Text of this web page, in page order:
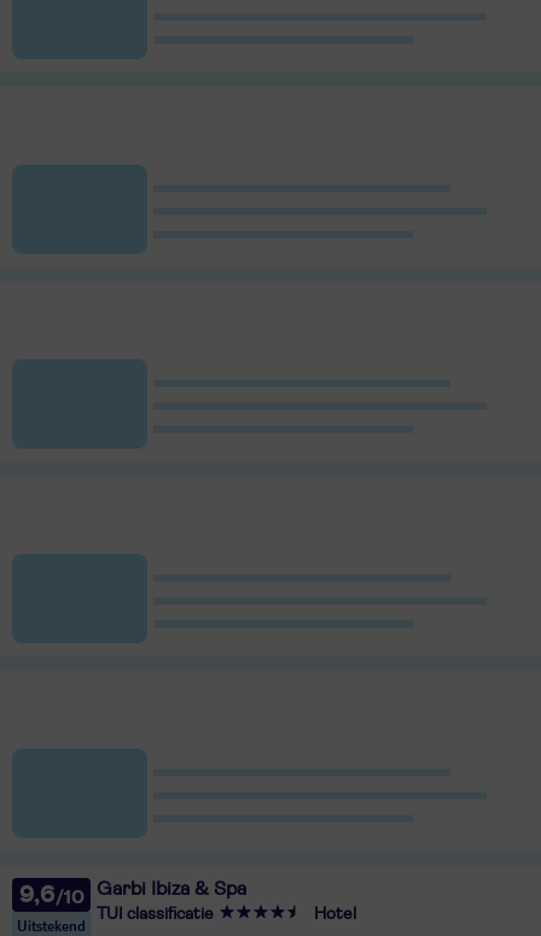
9,6
Uitstekend
Garbi Ibiza & Spa
TUI classificatie Hotel